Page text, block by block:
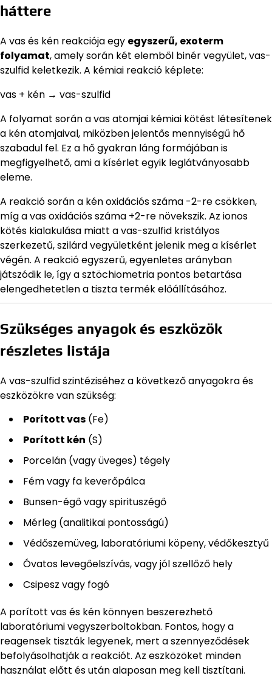
háttere
A vas és kén reakciója egy egyszerű, exoterm
folyamat, amely során két elemből binér vegyület, vas-
szulfid keletkezik. A kémiai reakció képlete:
vas + kén → vas-szulfid
A folyamat során a vas atomjai kémiai kötést létesítenek
a kén atomjaival, miközben jelentős mennyiségű hő
szabadul fel. Ez a hő gyakran láng formájában is
megfigyelhető, ami a kísérlet egyik leglátványosabb
eleme.
A reakció során a kén oxidációs száma -2-re csökken,
míg a vas oxidációs száma +2-re növekszik. Az ionos
kötés kialakulása miatt a vas-szulfid kristályos
szerkezetű, szilárd vegyületként jelenik meg a kísérlet
végén. A reakció egyszerű, egyenletes arányban
játszódik le, így a sztöchiometria pontos betartása
elengedhetetlen a tiszta termék előállításához.
Szükséges anyagok és eszközök
részletes listája
A vas-szulfid szintéziséhez a következő anyagokra és
eszközökre van szükség:
Porított vas (Fe)
Porított kén (S)
Porcelán (vagy üveges) tégely
Fém vagy fa keverőpálca
Bunsen-égő vagy spirituszégő
Mérleg (analitikai pontosságú)
Védőszemüveg, laboratóriumi köpeny, védőkesztyű
Óvatos levegőelszívás, vagy jól szellőző hely
Csipesz vagy fogó
A porított vas és kén könnyen beszerezhető
laboratóriumi vegyszerboltokban. Fontos, hogy a
reagensek tiszták legyenek, mert a szennyeződések
befolyásolhatják a reakciót. Az eszközöket minden
használat előtt és után alaposan meg kell tisztítani.